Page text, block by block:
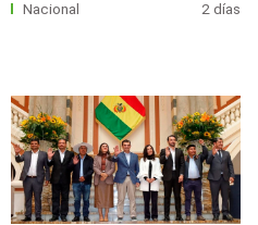
Nacional 2 días